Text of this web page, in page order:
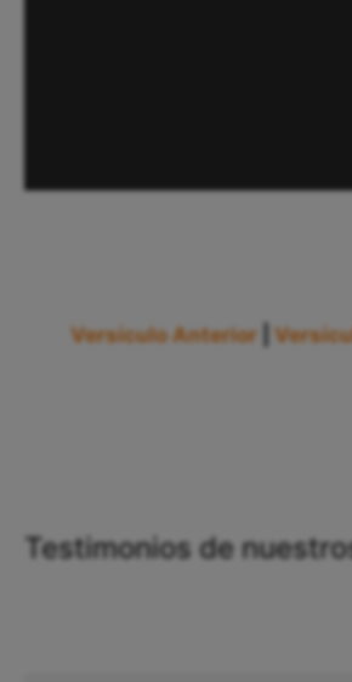
Versículo Anterior
Testimonios de